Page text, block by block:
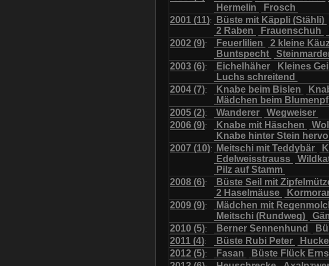
Uhu mit Jungen Waschbär
Hermelin
Frosch
2001 (11): Büste mit Käppli (Stähli)
2 Raben
Frauenschuh
2002 (9): Feuerlilien 2 kleine
Buntspecht
2003 (6): Eichelhäher Kleines
Luchs schreitend
2004 (7): Knabe beim Bislen
Mädchen beim
2005 (2): Wanderer
Wegweiser
2006 (9): Knabe mit Häschen
Knabe hinter Stein
2007 (10): Meitschi mit Teddybär
Edelweisstrauss
Pilz auf Stamm
2008 (6): Büste Seil mit
2 Haselmäuse
2009 (9): Mädchen mit
Meitschi (Rundweg)
2010 (5): Berner Sennenhund
2011 (4): Büste Rubi Peter
2012 (5): Fasan Büste Flück